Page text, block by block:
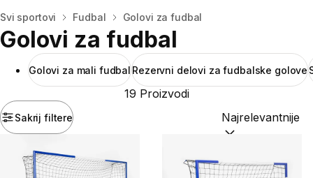
Početna stranica
Svi sportovi Fudbal Golovi za fudbal
Golovi za fudbal
Golovi za mali fudbal Rezervni delovi za fudbalske golove
Sakrij filtere
19 Proizvodi
Sortiraj po: